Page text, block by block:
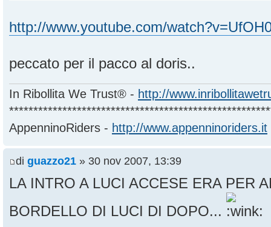
http://www.youtube.com/
peccato per il pacco al doris..
In Ribollita We Trust® - http://
AppenninoRiders - http://www.appenninoriders.it
di guazzo21 » 30 nov 2007, 13:39
LA INTRO A LUCI ACCESE ERA PER
BORDELLO DI LUCI DI DOPO...